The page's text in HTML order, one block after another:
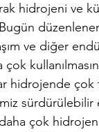
hidrojeni ve
ve diğer
hidrojende
çok